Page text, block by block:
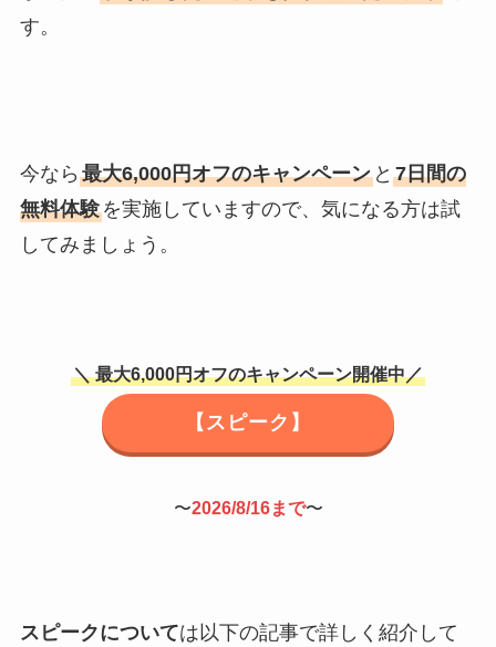
す。
今なら 最大6,000円オフのキャンペーンと 7日間の
無料体験を実施していますので、気になる方は試
してみましょう。
＼最大6,000円オフのキャンペーン開催中／
【スピーク】
〜2026/8/16まで〜
スピークについては以下の記事で詳しく紹介して